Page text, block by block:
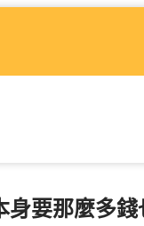
要那麼多錢